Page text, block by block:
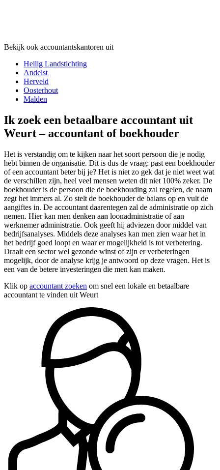
Bekijk ook accountantskantoren uit
Heilig Landstichting
Andelst
Herveld
Oosterhout
Malden
Ik zoek een betaalbare accountant uit
Weurt – accountant of boekhouder
Het is verstandig om te kijken naar het soort persoon die je nodig
hebt binnen de organisatie. Dit is dus de vraag: past een boekhouder
of een accountant beter bij je? Het is niet zo gek dat je niet weet wat
de verschillen zijn, heel veel mensen weten dit niet 100% zeker. De
boekhouder is de persoon die de boekhouding zal regelen, de naam
zegt het immers al. Zo stelt de boekhouder de balans op en vult de
aangiftes in. De accountant daarentegen zal de administratie op zich
nemen. Hier kan men denken aan loonadministratie of aan
werknemer administratie. Ook geeft hij adviezen door middel van
bedrijfsanalyses. Middels deze analyses kan men zien waar het in
het bedrijf goed loopt en waar er mogelijkheid is tot verbetering.
Draait een sector wel gezonde winst of zijn er verbeteringen
mogelijk, door de analyse krijg je antwoord op deze vragen. Het is
een van de betere investeringen die men kan maken.
Klik op accountant zoeken om snel een lokale en betaalbare
accountant te vinden uit Weurt